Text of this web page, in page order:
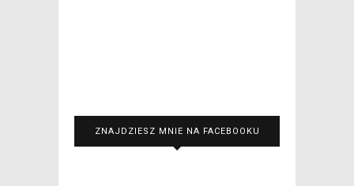
ZNAJDZIESZ MNIE NA FACEBOOKU